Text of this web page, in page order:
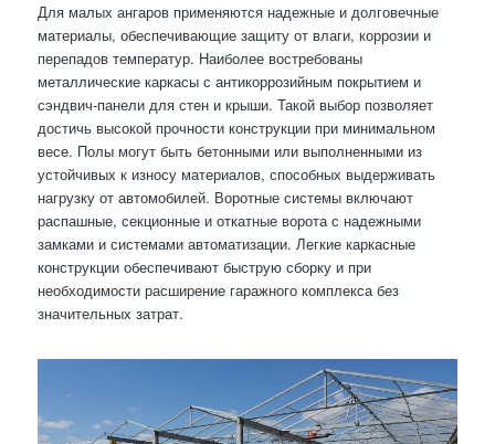
Для малых ангаров применяются надежные и долговечные
материалы, обеспечивающие защиту от влаги, коррозии и
перепадов температур. Наиболее востребованы
металлические каркасы с антикоррозийным покрытием и
сэндвич-панели для стен и крыши. Такой выбор позволяет
достичь высокой прочности конструкции при минимальном
весе. Полы могут быть бетонными или выполненными из
устойчивых к износу материалов, способных выдерживать
нагрузку от автомобилей. Воротные системы включают
распашные, секционные и откатные ворота с надежными
замками и системами автоматизации. Легкие каркасные
конструкции обеспечивают быструю сборку и при
необходимости расширение гаражного комплекса без
значительных затрат.